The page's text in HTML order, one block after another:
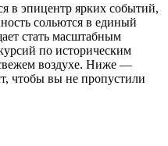
в эпицентр ярких событий,
сольются в единый
стать масштабным
по историческим
воздухе. Ниже —
чтобы вы не пропустили